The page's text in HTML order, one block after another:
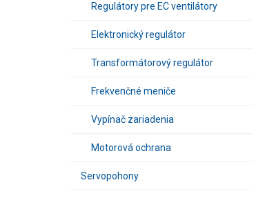
Regulátory pre EC ventilátory
Elektronický regulátor
Transformátorový regulátor
Frekvenčné meniče
Vypínač zariadenia
Motorová ochrana
Servopohony